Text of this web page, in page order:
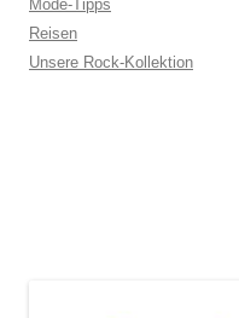
Mode-Tipps
Reisen
Unsere Rock-Kollektion